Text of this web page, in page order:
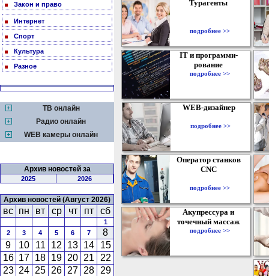
Закон и право
Интернет
Спорт
Культура
Разное
ТВ онлайн
Радио онлайн
WEB камеры онлайн
Архив новостей за
2025 2026
Архив новостей (Август 2026)
вс пн вт ср чт пт сб
1
2
3 4 5 6 7
8
9
10 11 12 13 14
15
16 17 18 19 20 21
22
23 24 25 26 27 28 29
Турагенты
подробнее >>
IT и программи-
рование
подробнее >>
WEB-дизайнер
подробнее >>
Оператор станков
CNC
подробнее >>
Акупрессура и
точечный массаж
подробнее >>